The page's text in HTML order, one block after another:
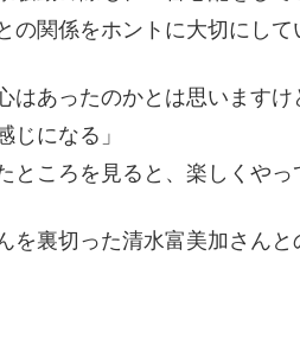
の関係をホントに大切にして
はあったのかとは思います
じになる」
ところを見ると、楽しくやっ
を裏切った清水富美加さん